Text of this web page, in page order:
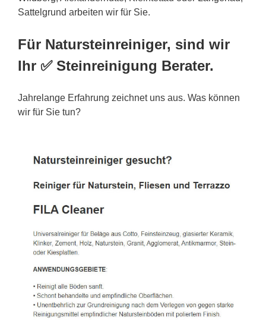
Sattelgrund arbeiten wir für Sie.
Für Natursteinreiniger, sind wir
Ihr ✅ Steinreinigung Berater.
Jahrelange Erfahrung zeichnet uns aus. Was können
wir für Sie tun?